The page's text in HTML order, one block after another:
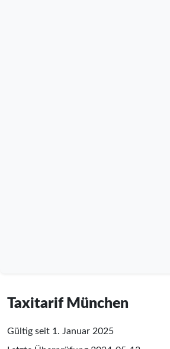
Taxitarif München
Gültig seit 1. Januar 2025